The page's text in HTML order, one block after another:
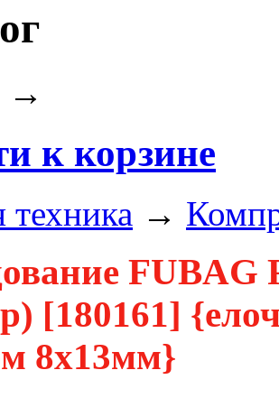
→
к корзине
техника →
FUBAG
[180161]
8х13мм}